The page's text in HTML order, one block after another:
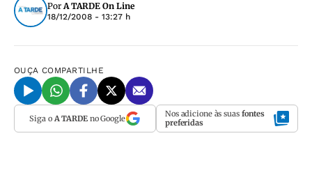
PorA TARDE On Line
18/12/2008 - 13:27 h
OUÇA COMPARTILHE
Siga o A TARDEno Google Nos adicione às suas fontes
preferidas